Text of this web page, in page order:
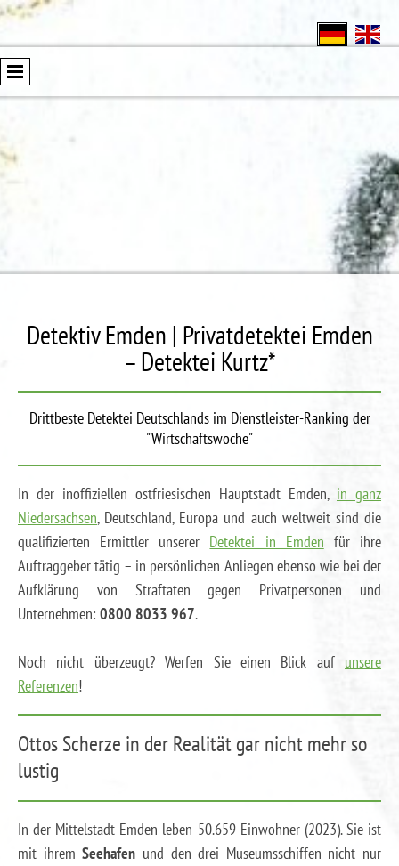
Detektiv Emden | Privatdetektei Emden
– Detektei Kurtz*
Drittbeste Detektei Deutschlands im Dienstleister-Ranking der
"Wirtschaftswoche"
In der inoffiziellen ostfriesischen Hauptstadt Emden, in ganz
Niedersachsen, Deutschland, Europa und auch weltweit sind die
qualifizierten Ermittler unserer Detektei in Emden für ihre
Auftraggeber tätig – in persönlichen Anliegen ebenso wie bei der
Aufklärung von Straftaten gegen Privatpersonen und
Unternehmen: 0800 8033 967.
Noch nicht überzeugt? Werfen Sie einen Blick auf unsere
Referenzen!
Ottos Scherze in der Realität gar nicht mehr so
lustig
In der Mittelstadt Emden leben 50.659 Einwohner (2023). Sie ist
mit ihremSeehafen und den drei Museumsschiffen nicht nur